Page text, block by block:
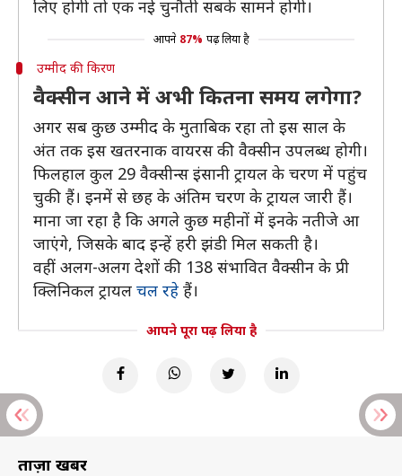
लिए होगी तो एक नई चुनौती सबके सामने होगी।
आपने 87% पढ़ लिया है
उम्मीद की किरण
वैक्सीन आने में अभी कितना समय लगेगा?
अगर सब कुछ उम्मीद के मुताबिक रहा तो इस साल के
अंत तक इस खतरनाक वायरस की वैक्सीन उपलब्ध होगी।
फिलहाल कुल 29 वैक्सीन्स इंसानी ट्रायल के चरण में पहुंच
चुकी हैं। इनमें से छह के अंतिम चरण के ट्रायल जारी हैं।
माना जा रहा है कि अगले कुछ महीनों में इनके नतीजे आ
जाएंगे, जिसके बाद इन्हें हरी झंडी मिल सकती है।
वहीं अलग-अलग देशों की 138 संभावित वैक्सीन के प्री
क्लिनिकल ट्रायल चल रहे हैं।
आपने पूरा पढ़ लिया है
ताज़ा खबरें